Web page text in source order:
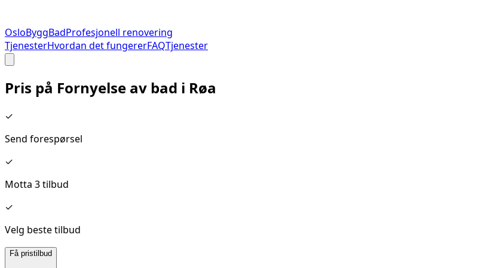
OsloByggBadProfesjonell renovering
TjenesterHvordan det fungererFAQTjenester
Pris på Fornyelse av bad i Røa
✓
Send forespørsel
✓
Motta 3 tilbud
✓
Velg beste tilbud
Få pristilbud